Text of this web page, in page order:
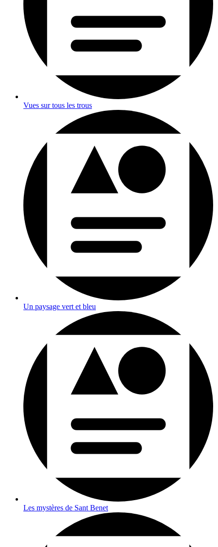
Vues sur tous les trous
Un paysage vert et bleu
Les mystères de Sant Benet